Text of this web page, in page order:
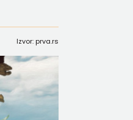
Izvor: prva.rs